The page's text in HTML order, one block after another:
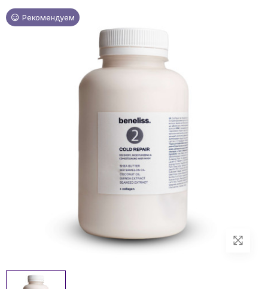
Рекомендуем